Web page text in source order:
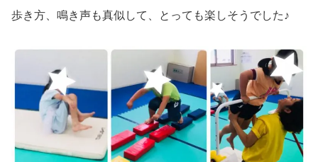
歩き方、鳴き声も真似して、とっても楽しそうでした♪